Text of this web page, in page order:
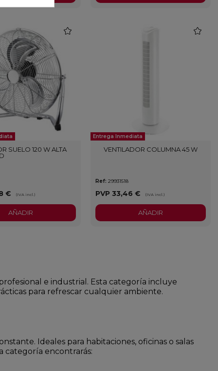
SUELO 120 W ALTA
€ (IVA incl.)
AÑADIR
Entrega Inmediata
VENTILADOR COLUMNA 45 W
Ref: 29931518
PVP 33,46 € (IVA incl.)
favorite
AÑADIR
e industrial. Esta categoría incluye
para refrescar cualquier ambiente.
Ideales para habitaciones, oficinas o salas
categoría encontrarás: